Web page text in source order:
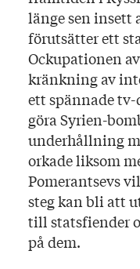
länge sen
förutsätter ett
Ockupationen
kränkning av
ett spännade
göra Syrien-
underhållning
orkade liksom
Pomerantsevs
steg kan bli att
till statsfiender
på dem.